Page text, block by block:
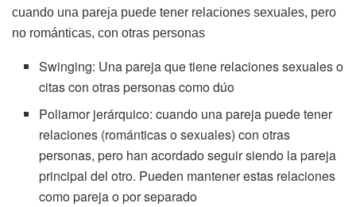
cuando una pareja puede tener relaciones sexuales, pero
no románticas, con otras personas
Swinging: Una pareja que tiene relaciones sexuales o
citas con otras personas como dúo
Poliamor jerárquico: cuando una pareja puede tener
relaciones (románticas o sexuales) con otras
personas, pero han acordado seguir siendo la pareja
principal del otro. Pueden mantener estas relaciones
como pareja o por separado